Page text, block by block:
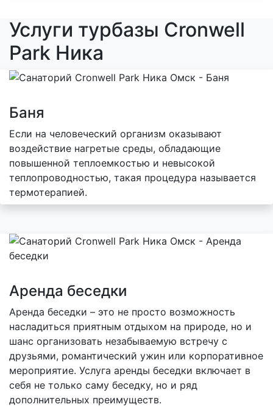
Услуги турбазы Cronwell
Park Ника
Баня
Если на человеческий организм оказывают
воздействие нагретые среды, обладающие
повышенной теплоемкостью и невысокой
теплопроводностью, такая процедура называется
термотерапией.
Аренда беседки
Аренда беседки – это не просто возможность
насладиться приятным отдыхом на природе, но и
шанс организовать незабываемую встречу с
друзьями, романтический ужин или корпоративное
мероприятие. Услуга аренды беседки включает в
себя не только саму беседку, но и ряд
дополнительных преимуществ.